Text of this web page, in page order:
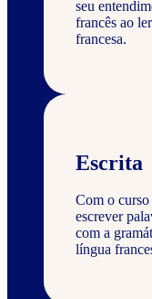
seu
francês ao
francesa.
Escrita
Com o curso
escrever
com a
língua